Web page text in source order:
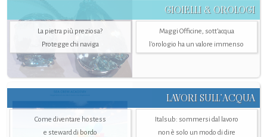
GIOIELLI & OROLOGI
La pietra più preziosa?
Protegge chi naviga
Maggi Officine, sott’acqua
l'orologio ha un valore immenso
LAVORI SULL’ACQUA
Come diventare hostess
e steward di bordo
Italsub: sommersi dal lavoro
non è solo un modo di dire